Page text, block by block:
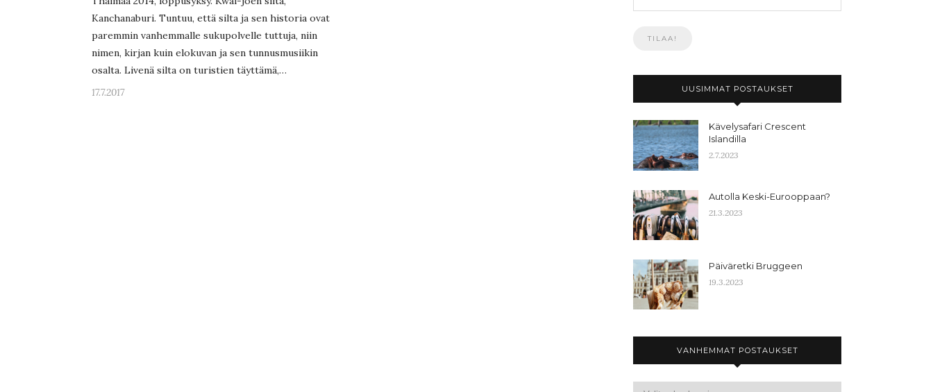
Kanchanaburi. Tuntuu, että silta ja sen historia ovat
paremmin vanhemmalle sukupolvelle tuttuja, niin
nimen, kirjan kuin elokuvan ja sen tunnusmusiikin
osalta. Livenä silta on turistien täyttämä,…
17.7.2017
UUSIMMAT POSTAUKSET
Kävelysafari Crescent
Islandilla
2.7.2023
Autolla Keski-Eurooppaan?
21.3.2023
Päiväretki Bruggeen
19.3.2023
VANHEMMAT POSTAUKSET